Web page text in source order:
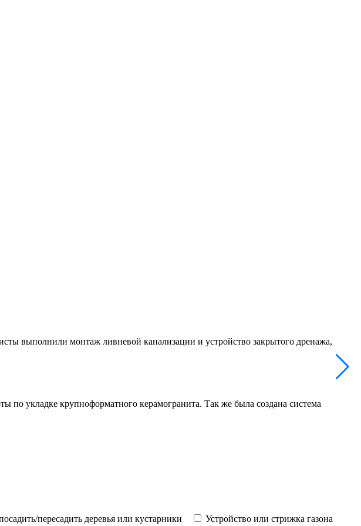
выполнили монтаж ливневой канализации и устройство закрытого дренажа,
укладке крупноформатного керамогранита. Так же была создана система
пересадить деревья или кустарники
Устройство или стрижка газона